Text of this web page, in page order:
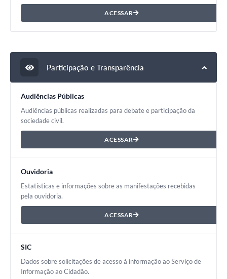
ACESSAR
Participação e Transparência
Audiências Públicas
Audiências públicas realizadas para debate e participação da
sociedade civil.
ACESSAR
Ouvidoria
Estatísticas e informações sobre as manifestações recebidas
pela ouvidoria.
ACESSAR
SIC
Dados sobre solicitações de acesso à informação ao Serviço de
Informação ao Cidadão.